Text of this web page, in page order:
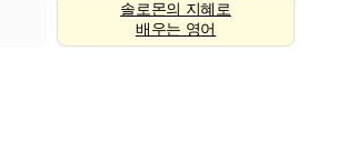
솔로몬의 지혜로
배우는 영어